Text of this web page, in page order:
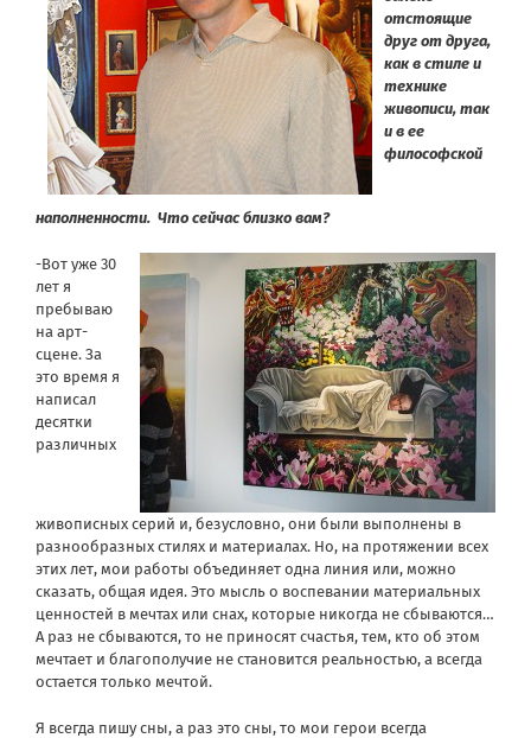
отстоящие
друг от друга,
как в стиле и
технике
живописи, так
и в ее
философской
наполненности. Что сейчас близко вам?
-Вот уже 30
лет я
пребываю
на арт-
сцене. За
это время я
написал
десятки
различных
живописных серий и, безусловно, они были выполнены в
разнообразных стилях и материалах. Но, на протяжении всех
этих лет, мои работы объединяет одна линия или, можно
сказать, общая идея. Это мысль о воспевании материальных
ценностей в мечтах или снах, которые никогда не сбываются…
А раз не сбываются, то не приносят счастья, тем, кто об этом
мечтает и благополучие не становится реальностью, а всегда
остается только мечтой.
Я всегда пишу сны, а раз это сны, то мои герои всегда